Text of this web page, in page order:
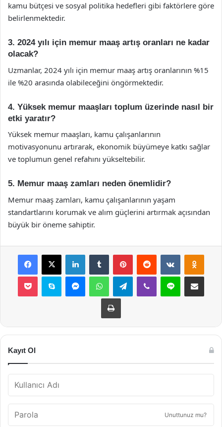
kamu bütçesi ve sosyal politika hedefleri gibi faktörlere göre
belirlenmektedir.
3. 2024 yılı için memur maaş artış oranları ne kadar
olacak?
Uzmanlar, 2024 yılı için memur maaş artış oranlarının %15
ile %20 arasında olabileceğini öngörmektedir.
4. Yüksek memur maaşları toplum üzerinde nasıl bir
etki yaratır?
Yüksek memur maaşları, kamu çalışanlarının
motivasyonunu artırarak, ekonomik büyümeye katkı sağlar
ve toplumun genel refahını yükseltebilir.
5. Memur maaş zamları neden önemlidir?
Memur maaş zamları, kamu çalışanlarının yaşam
standartlarını korumak ve alım güçlerini artırmak açısından
büyük bir öneme sahiptir.
Facebook
X LinkedInTumblr PinterestReddit VKontakte
Pocket Skype MessengerWhatsAppTelegramViber Line E-Posta ile
Yazdır
Kayıt Ol
Unuttunuz mu?